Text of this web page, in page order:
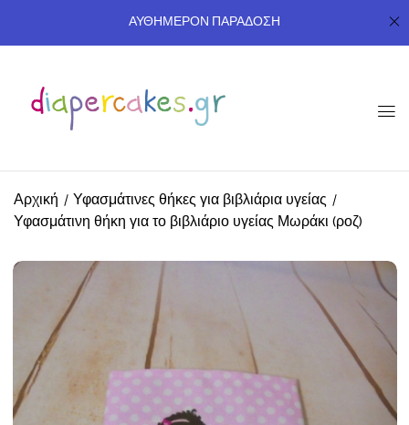
ΑΥΘΗΜΕΡΟΝ ΠΑΡΑΔΟΣΗ
Αρχική
Υφασμάτινες θήκες για βιβλιάρια υγείας
Υφασμάτινη θήκη για το βιβλιάριο υγείας Μωράκι (ροζ)